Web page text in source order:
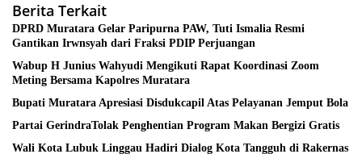
Berita Terkait
DPRD Muratara Gelar Paripurna PAW, Tuti Ismalia Resmi
Gantikan Irwnsyah dari Fraksi PDIP Perjuangan
Wabup H Junius Wahyudi Mengikuti Rapat Koordinasi Zoom
Meting Bersama Kapolres Muratara
Bupati Muratara Apresiasi Disdukcapil Atas Pelayanan Jemput Bola
Partai GerindraTolak Penghentian Program Makan Bergizi Gratis
Wali Kota Lubuk Linggau Hadiri Dialog Kota Tangguh di Rakernas